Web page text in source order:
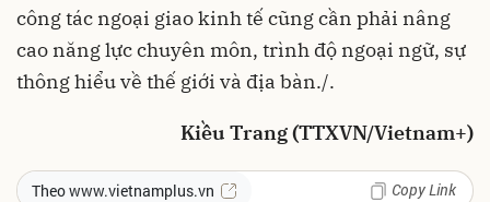
công tác ngoại giao kinh tế cũng cần phải nâng
cao năng lực chuyên môn, trình độ ngoại ngữ, sự
thông hiểu về thế giới và địa bàn./.
Kiều Trang (TTXVN/Vietnam+)
Theo www.vietnamplus.vn Copy Link